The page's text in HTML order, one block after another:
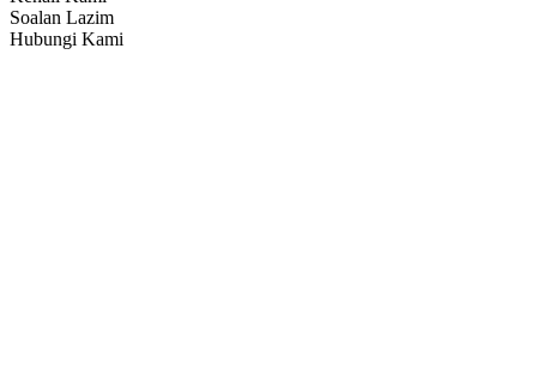
Soalan Lazim
Hubungi Kami